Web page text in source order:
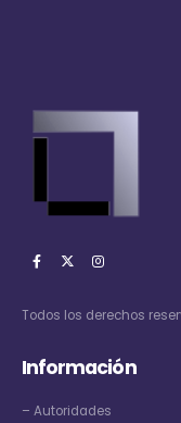
Todos los derechos
Información
– Autoridades